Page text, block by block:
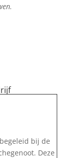
bij de
Deze